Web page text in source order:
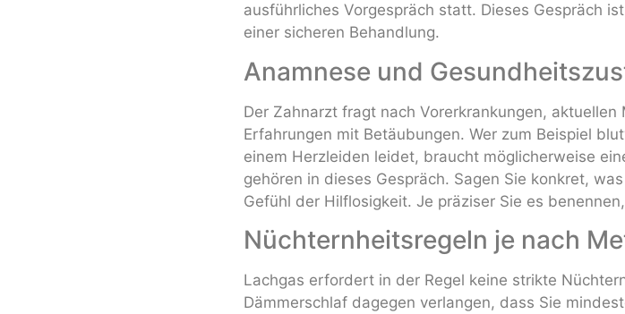
ausführliches Vorgespräch statt. Dieses Gespräch
einer sicheren Behandlung.
Anamnese und
Der Zahnarzt fragt nach Vorerkrankungen,
Erfahrungen mit Betäubungen. Wer zum Beispiel
einem Herzleiden leidet, braucht möglicherweise
gehören in dieses Gespräch. Sagen Sie konkret,
Gefühl der Hilflosigkeit. Je präziser Sie es
Nüchternheitsregeln je nach
Lachgas erfordert in der Regel keine strikte
Dämmerschlaf dagegen verlangen, dass Sie